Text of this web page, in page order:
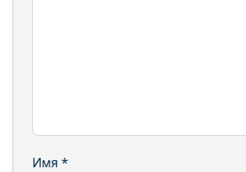
Имя *